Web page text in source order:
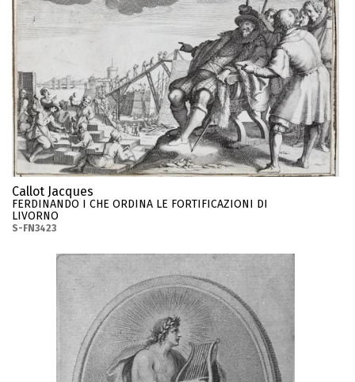
Callot Jacques
FERDINANDO I CHE ORDINA LE FORTIFICAZIONI DI
LIVORNO
S-FN3423